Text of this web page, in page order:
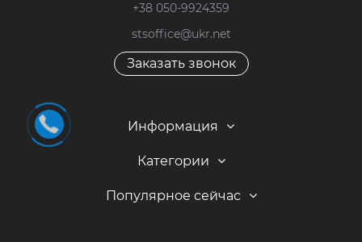
+38 050-9924359
stsoffice@ukr.net
Заказать звонок
Информация
Категории
Популярное сейчас